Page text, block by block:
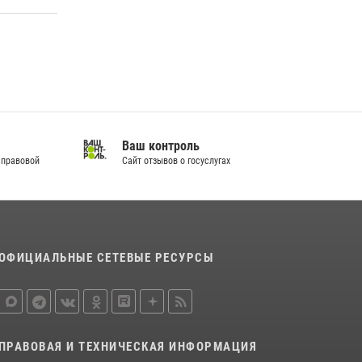
В Кирове и Кирово-Чепецке росгвардейцы
19 июля 2026, 07:00
Ваш контроль
Сайт отзывов о госуслугах
СЕТЕВЫЕ РЕСУРСЫ
ПРАВОВАЯ И ТЕХНИЧЕСКАЯ ИНФОРМАЦИЯ